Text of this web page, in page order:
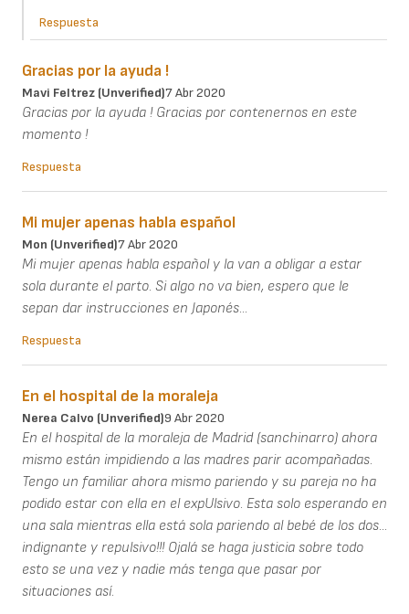
Respuesta
Gracias por la ayuda !
Mavi Feltrez (unverified)7 Abr 2020
Gracias por la ayuda ! Gracias por contenernos en este
momento !
Respuesta
Mi mujer apenas habla español
Mon (unverified)7 Abr 2020
Mi mujer apenas habla español y la van a obligar a estar
sola durante el parto. Si algo no va bien, espero que le
sepan dar instrucciones en Japonés...
Respuesta
En el hospital de la moraleja
Nerea Calvo (unverified)9 Abr 2020
En el hospital de la moraleja de Madrid (sanchinarro) ahora
mismo están impidiendo a las madres parir acompañadas.
Tengo un familiar ahora mismo pariendo y su pareja no ha
podido estar con ella en el expUlsivo. Esta solo esperando en
una sala mientras ella está sola pariendo al bebé de los dos...
indignante y repulsivo!!! Ojalá se haga justicia sobre todo
esto se una vez y nadie más tenga que pasar por
situaciones así.